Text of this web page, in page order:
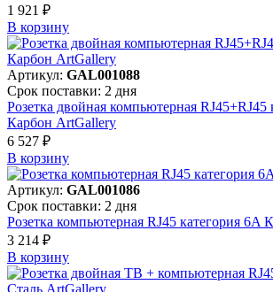
1 921 ₽
В корзинy
Артикул: GAL001088
Срок поставки: 2 дня
Розетка двойная компьютерная RJ45+RJ45
Карбон ArtGallery
6 527 ₽
В корзинy
Артикул: GAL001086
Срок поставки: 2 дня
Розетка компьютерная RJ45 категория 6A
3 214 ₽
В корзинy